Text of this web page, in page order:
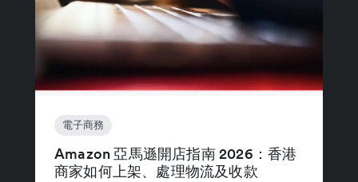
電子商務
Amazon 亞馬遜開店指南 2026：香港
商家如何上架、處理物流及收款